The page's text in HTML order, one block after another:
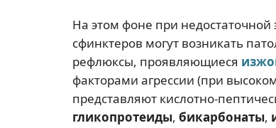
На этом фоне при
сфинктеров могут возникать
рефлюксы, проявляющиеся
факторами агрессии (при
представляют кислотно-
гликопротеиды, бикарбонаты,